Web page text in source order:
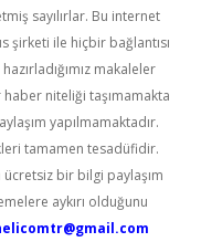
sayılırlar. Bu internet
şirketi ile hiçbir bağlantısı
makaleler
niteliği taşımamakta
yapılmamaktadır.
tamamen tesadüfidir.
ücretsiz bir bilgi paylaşım
aykırı olduğunu